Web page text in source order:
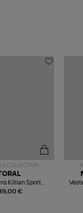
COLLECTION
€
TORAL
Killian Sport